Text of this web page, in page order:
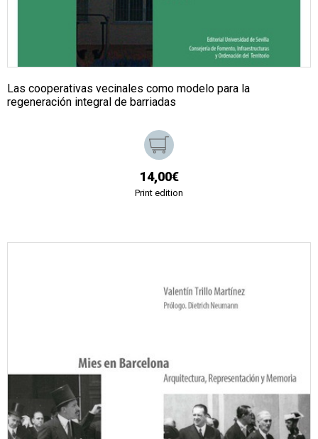
Las cooperativas vecinales como modelo para la
regeneración integral de barriadas
14,00€
Print edition